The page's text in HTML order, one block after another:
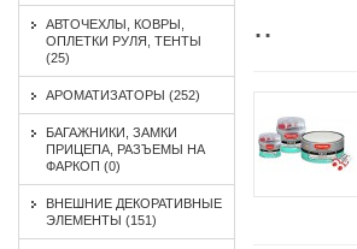
АВТОЧЕХЛЫ, КОВРЫ,
ОПЛЕТКИ РУЛЯ, ТЕНТЫ
(25)
АРОМАТИЗАТОРЫ (252)
БАГАЖНИКИ, ЗАМКИ
ПРИЦЕПА, РАЗЪЕМЫ НА
ФАРКОП (0)
ВНЕШНИЕ ДЕКОРАТИВНЫЕ
ЭЛЕМЕНТЫ (151)
..